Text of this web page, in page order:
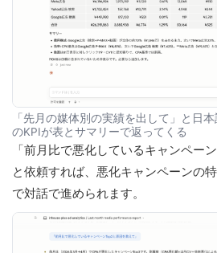
「先月の媒体別の実績を出して」と日
のKPIが表とサマリーで返ってくる
「前月比で悪化しているキャンペー
と依頼すれば、悪化キャンペーンの
で対話で進められます。